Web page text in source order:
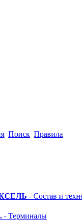
Поиск Правила
- Состав и
- Терминалы